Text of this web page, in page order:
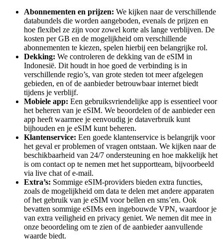
Abonnementen en prijzen: We kijken naar de verschillende
databundels die worden aangeboden, evenals de prijzen en
hoe flexibel ze zijn voor zowel korte als lange verblijven. De
kosten per GB en de mogelijkheid om verschillende
abonnementen te kiezen, spelen hierbij een belangrijke rol.
Dekking: We controleren de dekking van de eSIM in
Indonesië. Dit houdt in hoe goed de verbinding is in
verschillende regio’s, van grote steden tot meer afgelegen
gebieden, en of de aanbieder betrouwbaar internet biedt
tijdens je verblijf.
Mobiele app: Een gebruiksvriendelijke app is essentieel voor
het beheren van je eSIM. We beoordelen of de aanbieder een
app heeft waarmee je eenvoudig je dataverbruik kunt
bijhouden en je eSIM kunt beheren.
Klantenservice: Een goede klantenservice is belangrijk voor
het geval er problemen of vragen ontstaan. We kijken naar de
beschikbaarheid van 24/7 ondersteuning en hoe makkelijk het
is om contact op te nemen met het supportteam, bijvoorbeeld
via live chat of e-mail.
Extra’s: Sommige eSIM-providers bieden extra functies,
zoals de mogelijkheid om data te delen met andere apparaten
of het gebruik van je eSIM voor bellen en sms’en. Ook
bevatten sommige eSIMs een ingebouwde VPN, waardoor je
van extra veiligheid en privacy geniet. We nemen dit mee in
onze beoordeling om te zien of de aanbieder aanvullende
waarde biedt.